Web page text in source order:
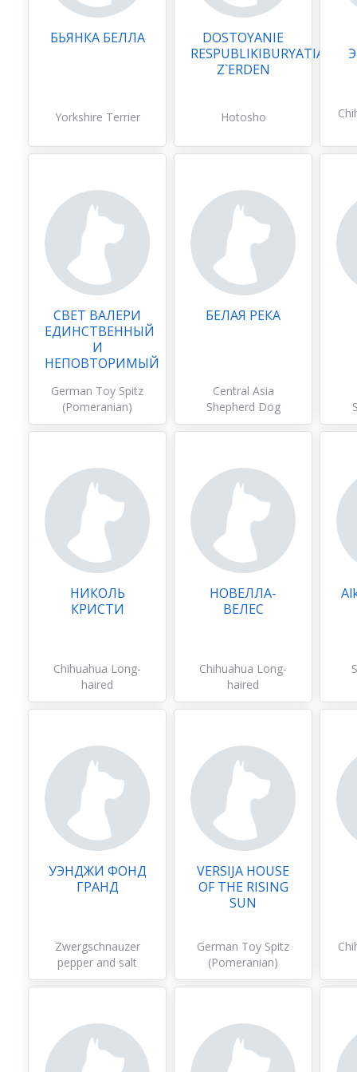
БЬЯНКА БЕЛЛА
Yorkshire Terrier
DOSTOYANIE
RESPUBLIKIBURYATIA
Z`ERDEN
Hotosho
СВЕТ ВАЛЕРИ
ЕДИНСТВЕННЫЙ
И
НЕПОВТОРИМЫЙ
German Toy Spitz
(Pomeranian)
БЕЛАЯ РЕКА
Central Asia
Shepherd Dog
НИКОЛЬ
КРИСТИ
Chihuahua Long-
haired
НОВЕЛЛА-
ВЕЛЕС
Chihuahua Long-
haired
УЭНДЖИ ФОНД
ГРАНД
Zwergschnauzer
pepper and salt
VERSIJA HOUSE
OF THE RISING
SUN
German Toy Spitz
(Pomeranian)